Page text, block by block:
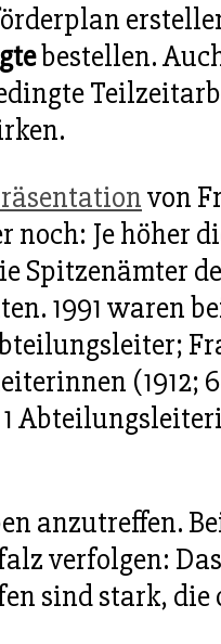
bestellen.
von
Je höher
1991 waren
(1912;
anzutreffen.
verfolgen:
sind stark, die